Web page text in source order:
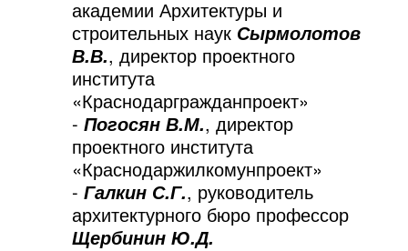
академии Архитектуры и
строительных наук Сырмолотов
В.В., директор проектного
института
«Краснодаргражданпроект»
- Погосян В.М., директор
проектного института
«Краснодаржилкомунпроект»
- Галкин С.Г., руководитель
архитектурного бюро профессор
Щербинин Ю.Д.